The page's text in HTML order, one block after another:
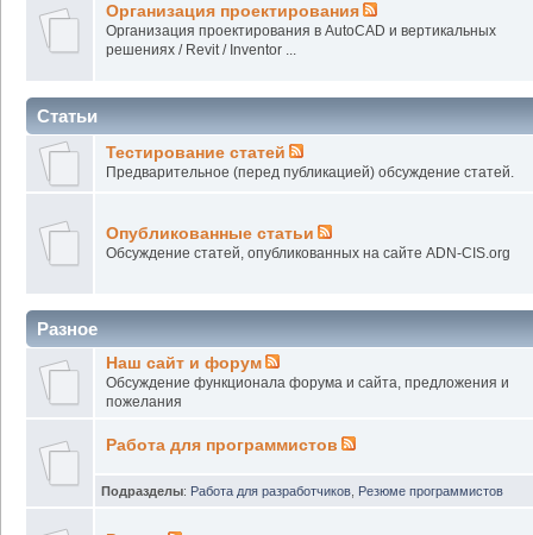
Организация проектирования
Организация проектирования в AutoCAD и вертикальных
решениях / Revit / Inventor ...
Статьи
Тестирование статей
Предварительное (перед публикацией) обсуждение статей.
Опубликованные статьи
Обсуждение статей, опубликованных на сайте ADN-CIS.org
Разное
Наш сайт и форум
Обсуждение функционала форума и сайта, предложения и
пожелания
Работа для программистов
Подразделы: Работа для разработчиков Резюме программистов